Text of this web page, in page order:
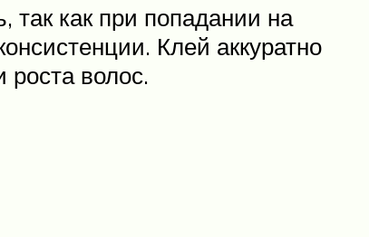
так как при попадании на
Клей аккуратно
роста волос.